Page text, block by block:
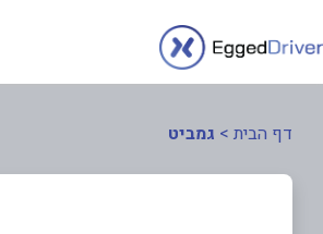
דף הבית > גמביט